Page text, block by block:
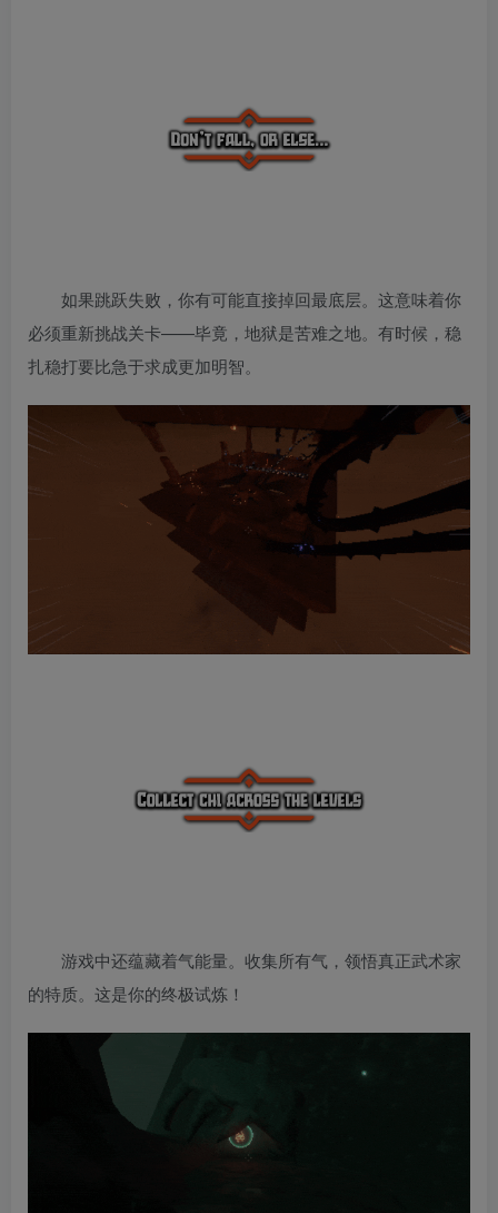
如果跳跃失败，你有可能直接掉回最底层。这意味着你
必须重新挑战关卡——毕竟，地狱是苦难之地。有时候，稳
扎稳打要比急于求成更加明智。
游戏中还蕴藏着气能量。收集所有气，领悟真正武术家
的特质。这是你的终极试炼！